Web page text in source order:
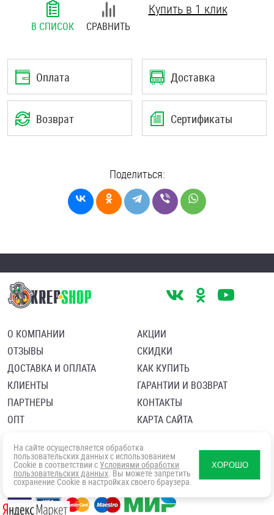
Штифты и пальцы
В СПИСОК СРАВНИТЬ
Купить в 1 клик
Оплата Доставка
Возврат Сертификаты
Поделиться:
О КОМПАНИИ
ОТЗЫВЫ
ДОСТАВКА И ОПЛАТА
КЛИЕНТЫ
ПАРТНЕРЫ
ОПТ
АКЦИИ
СКИДКИ
КАК КУПИТЬ
ГАРАНТИИ И ВОЗВРАТ
КОНТАКТЫ
КАРТА САЙТА
Политика в отношении обработки персональных данных
Согласие посетителя сайта на обработку персональных данны
На сайте осуществляется обработка
пользовательских данных с использованием
Cookie в соответствии с Условиями обработки
пользовательских данных. Вы можете запретить
сохранение Cookie в настройках своего браузера.
ХОРОШО